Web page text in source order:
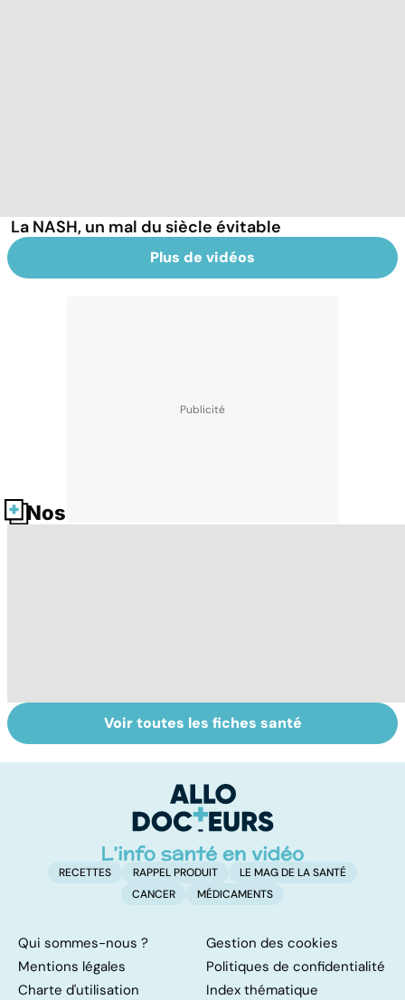
La NASH, un mal du siècle évitable
Plus de vidéos
Nos fiches santé
Dépister et
prévenir le
Hépatite C : la
maladie qui
Voir toutes les fiches santé
RECETTES RAPPEL PRODUIT
LE MAG DE LA SANTÉ
CANCER
MÉDICAMENTS
Qui sommes-nous ?
Gestion des cookies
Mentions légales
Politiques de confidentialité
Charte d'utilisation
Index thématique